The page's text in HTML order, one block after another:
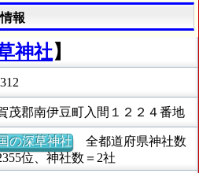
報
神社】
茂郡南伊豆町入間１２２４番地
の深草神社全都道府県神社数
位、神社数＝2社